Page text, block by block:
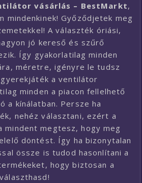
vásárlás – BestMarkt,
mindenkinek! Győződjetek meg
A választék óriási,
jó kereső és szűrő
Így gyakorlatilag minden
méretre, igényre le tudsz
a ventilátor
minden a piacon fellelhető
a kínálatban. Persze ha
nehéz választani, ezért a
mindent megtesz, hogy meg
döntést. Így ha bizonytalan
össze is tudod hasonlítani a
hogy biztosan a